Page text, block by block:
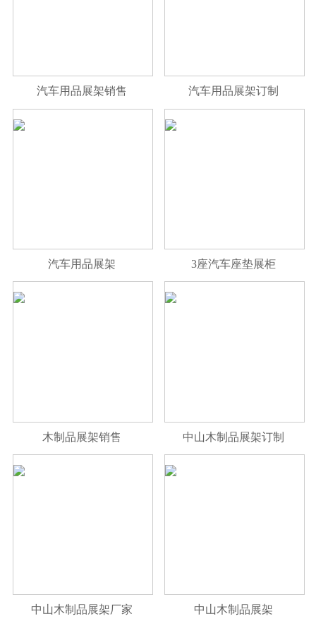
汽车用品展架销售 汽车用品展架订制
汽车用品展架 3座汽车座垫展柜
木制品展架销售 中山木制品展架订制
中山木制品展架厂家 中山木制品展架